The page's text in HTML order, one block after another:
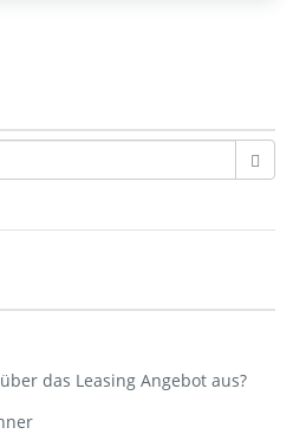
das Leasing Angebot aus?